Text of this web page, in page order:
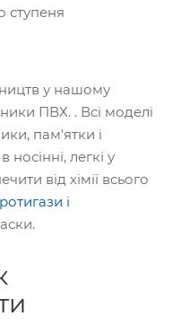
ступеня
у нашому
ПВХ. . Всі моделі
пам'ятки і
легкі у
від хімії всього
і